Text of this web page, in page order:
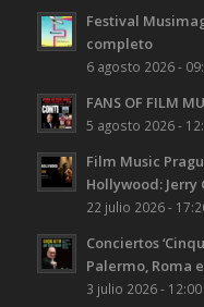
Festival
completo
6 agosto 2026 -
FANS OF FILM
5 agosto 2026 -
Film Music
Hollywood: Jerry
22 julio 2026 -
Conciertos
Palermo, Roma
3 julio 2026 - 12:00